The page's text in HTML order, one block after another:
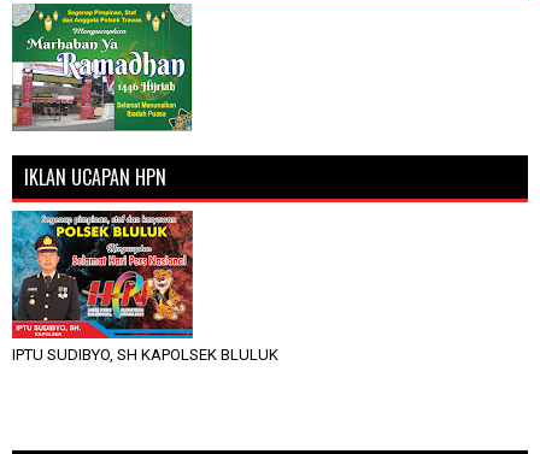
IKLAN UCAPAN HPN
IPTU SUDIBYO, SH KAPOLSEK BLULUK